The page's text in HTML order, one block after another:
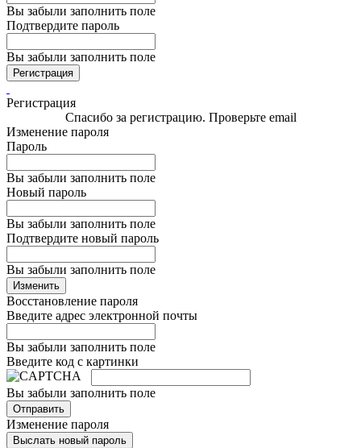
Вы забыли заполнить поле
Подтвердите пароль
Вы забыли заполнить поле
Регистрация
Регистрация
Спасибо за регистрацию. Проверьте email
Изменение пароля
Пароль
Вы забыли заполнить поле
Новый пароль
Вы забыли заполнить поле
Подтвердите новый пароль
Вы забыли заполнить поле
Изменить
Восстановление пароля
Введите адрес электронной почты
Вы забыли заполнить поле
Введите код с картинки
Вы забыли заполнить поле
Отправить
Изменение пароля
Выслать новый пароль